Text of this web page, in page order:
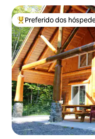
Entre os melhores
Preferido dos